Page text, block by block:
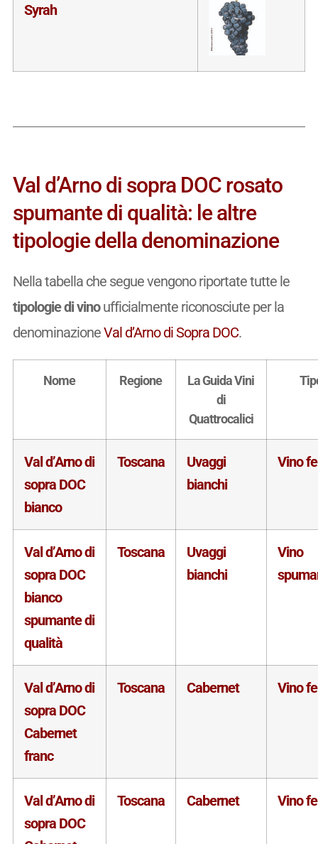
Syrah
Val d’Arno di sopra DOC rosato
spumante di qualità: le altre
tipologie della denominazione
Nella tabella che segue vengono riportate tutte le
tipologie di vinoufficialmente riconosciute per la
denominazioneVal d’Arno di Sopra DOC.
Nome Regione
La Guida Vini
di
Quattrocalici
Val d’Arno di
sopra DOC
bianco
Toscana
Uvaggi
bianchi
Vino
Val d’Arno di
sopra DOC
bianco
spumante di
qualità
Toscana
Uvaggi
bianchi
Vino
Val d’Arno di
sopra DOC
Cabernet
franc
Toscana Cabernet Vino
Val d’Arno di
sopra DOC
Toscana Cabernet Vino